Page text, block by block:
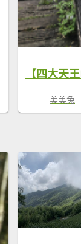
美美兔